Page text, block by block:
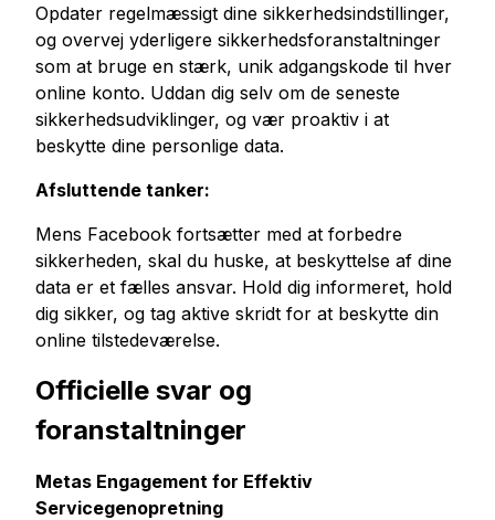
Opdater regelmæssigt dine sikkerhedsindstillinger,
og overvej yderligere sikkerhedsforanstaltninger
som at bruge en stærk, unik adgangskode til hver
online konto. Uddan dig selv om de seneste
sikkerhedsudviklinger, og vær proaktiv i at
beskytte dine personlige data.
Afsluttende tanker:
Mens Facebook fortsætter med at forbedre
sikkerheden, skal du huske, at beskyttelse af dine
data er et fælles ansvar. Hold dig informeret, hold
dig sikker, og tag aktive skridt for at beskytte din
online tilstedeværelse.
Officielle svar og
foranstaltninger
Metas Engagement for Effektiv
Servicegenopretning